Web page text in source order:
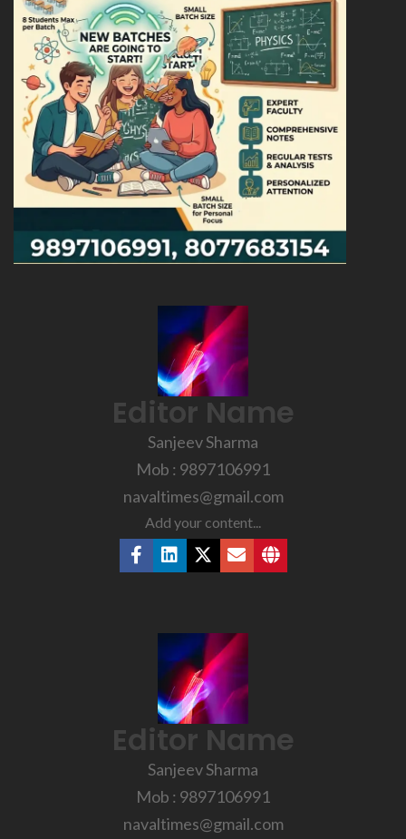
Editor Name
Sanjeev Sharma
Mob : 9897106991
navaltimes@gmail.com
Add your content...
Editor Name
Sanjeev Sharma
Mob : 9897106991
navaltimes@gmail.com